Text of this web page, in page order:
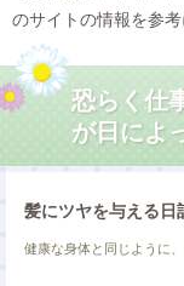
のサイトの情報を参
恐らく仕
が日によ
髪にツヤを与える日
健康な身体と同じように